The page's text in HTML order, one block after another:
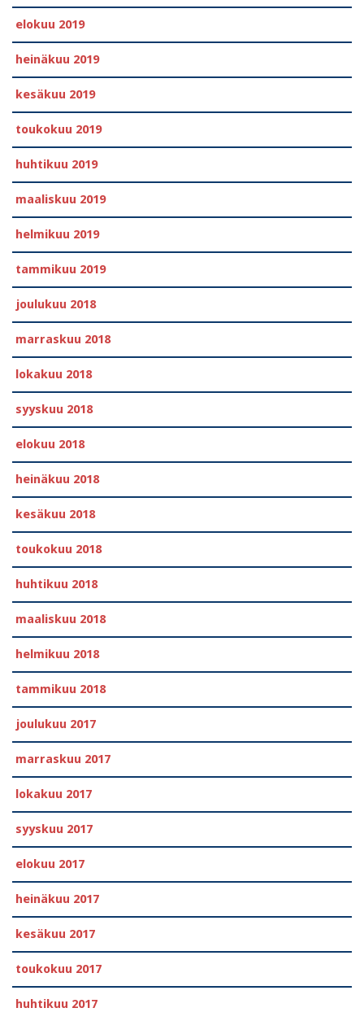
elokuu 2019
heinäkuu 2019
kesäkuu 2019
toukokuu 2019
huhtikuu 2019
maaliskuu 2019
helmikuu 2019
tammikuu 2019
joulukuu 2018
marraskuu 2018
lokakuu 2018
syyskuu 2018
elokuu 2018
heinäkuu 2018
kesäkuu 2018
toukokuu 2018
huhtikuu 2018
maaliskuu 2018
helmikuu 2018
tammikuu 2018
joulukuu 2017
marraskuu 2017
lokakuu 2017
syyskuu 2017
elokuu 2017
heinäkuu 2017
kesäkuu 2017
toukokuu 2017
huhtikuu 2017